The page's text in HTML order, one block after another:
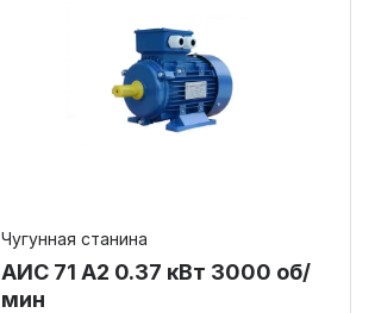
Чугунная станина
АИС 71 А2 0.37 кВт 3000 об/
мин